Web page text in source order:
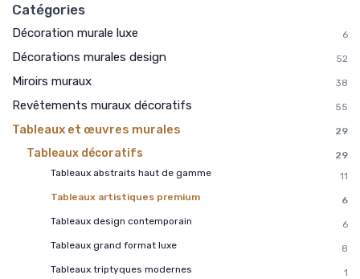
Catégories
Décoration murale luxe 6
Décorations murales design 52
Miroirs muraux 38
Revêtements muraux décoratifs 55
Tableaux et œuvres murales 29
Tableaux décoratifs
29
Tableaux abstraits haut de gamme
11
Tableaux artistiques premium
6
Tableaux design contemporain
6
Tableaux grand format luxe
8
Tableaux triptyques modernes
1